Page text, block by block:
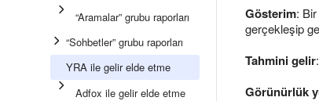
“Aramalar” grubu raporları
“Sohbetler” grubu raporları
YRA ile gelir elde etme
Adfox ile gelir elde etme
Gösterim:
gerçekleşip
Tahmini gelir
Görünürlük